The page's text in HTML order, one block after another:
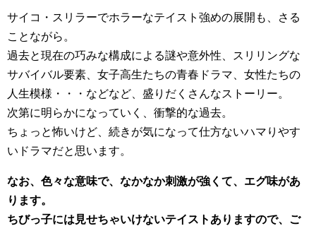
サイコ・スリラーでホラーなテイスト強めの展開も、さる
ことながら。
過去と現在の巧みな構成による謎や意外性、スリリングな
サバイバル要素、女子高生たちの青春ドラマ、女性たちの
人生模様・・・などなど、盛りだくさんなストーリー。
次第に明らかになっていく、衝撃的な過去。
ちょっと怖いけど、続きが気になって仕方ないハマりやす
いドラマだと思います。
なお、色々な意味で、なかなか刺激が強くて、エグ味があ
ります。
ちびっ子には見せちゃいけないテイストありますので、ご